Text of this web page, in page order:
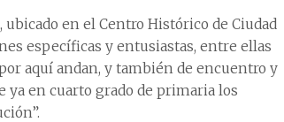
en el Centro Histórico de Ciudad
específicas y entusiastas, entre ellas
aquí andan, y también de encuentro y
ya en cuarto grado de primaria los